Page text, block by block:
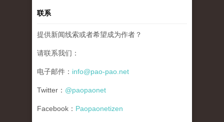
联系
提供新闻线索或者希望成为作者？
请联系我们：
电子邮件： info@pao-pao.net
Twitter： @paopaonet
Facebook： Paopaonetizen